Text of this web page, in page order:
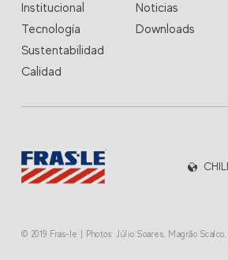
Institucional
Tecnología
Sustentabilidad
Calidad
Noticias
Downloads
© 2019 Fras-le | Photos: Júlio Soares, Magrão